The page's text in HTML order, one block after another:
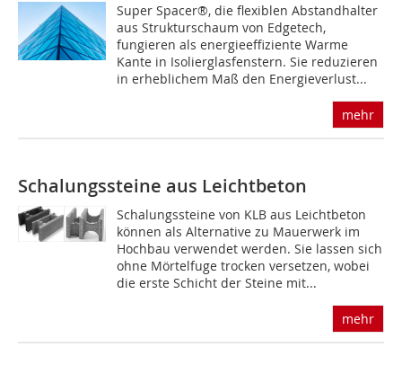
Super Spacer®, die flexiblen Abstandhalter
aus Strukturschaum von Edgetech,
fungieren als energieeffiziente Warme
Kante in Isolierglasfenstern. Sie reduzieren
in erheblichem Maß den Energieverlust...
mehr
Schalungssteine aus Leichtbeton
Schalungssteine von KLB aus Leichtbeton
können als Alternative zu Mauerwerk im
Hochbau verwendet werden. Sie lassen sich
ohne Mörtelfuge trocken versetzen, wobei
die erste Schicht der Steine mit...
mehr